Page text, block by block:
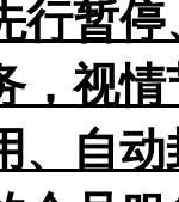
行暂
，视
、自